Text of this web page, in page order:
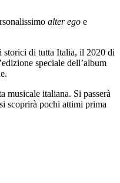
alter ego e
storici di tutta Italia, il 2020 di
speciale dell’album
musicale italiana. Si passerà
scoprirà pochi attimi prima